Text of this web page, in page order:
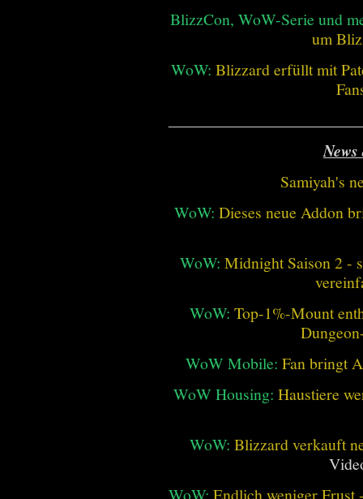
BlizzCon, WoW-Serie und
um
WoW: Blizzard erfüllt mit
Samiyah's
WoW: Dieses neue Addon
WoW: Midnight Saison 2 -
WoW: Top-1%-Mount
WoW Mobile: Fan bringt
WoW Housing: Haustiere
WoW: Blizzard verkauft
WoW: Endlich weniger